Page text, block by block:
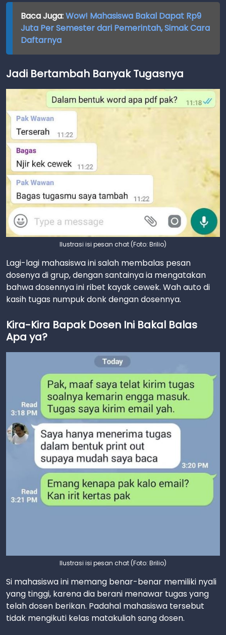
Baca Juga:Wow! Mahasiswa Bakal Dapat Rp9
Juta Per Semester dari Pemerintah, Simak Cara
Daftarnya
Jadi Bertambah Banyak Tugasnya
Ilustrasi isi pesan chat (Foto: Brilio)
Lagi-lagi mahasiswa ini salah membalas pesan
dosenya di grup, dengan santainya ia mengatakan
bahwa dosennya ini ribet kayak cewek. Wah auto di
kasih tugas numpuk donk dengan dosennya.
Kira-Kira Bapak Dosen Ini Bakal Balas
Apa ya?
Ilustrasi isi pesan chat (Foto: Brilio)
Si mahasiswa ini memang benar-benar memiliki nyali
yang tinggi, karena dia berani menawar tugas yang
telah dosen berikan. Padahal mahasiswa tersebut
tidak mengikuti kelas matakuliah sang dosen.